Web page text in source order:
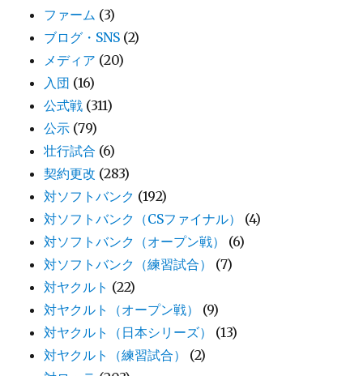
ファーム (3)
ブログ・SNS (2)
メディア (20)
入団 (16)
公式戦 (311)
公示 (79)
壮行試合 (6)
契約更改 (283)
対ソフトバンク (192)
対ソフトバンク（CSファイナル）
(4)
対ソフトバンク（オープン戦）
(6)
対ソフトバンク（練習試合）
(7)
対ヤクルト (22)
対ヤクルト（オープン戦）
(9)
対ヤクルト（日本シリーズ）
(13)
対ヤクルト（練習試合）
(2)